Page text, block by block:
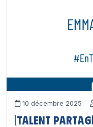
10 décembre 2025
[Talent